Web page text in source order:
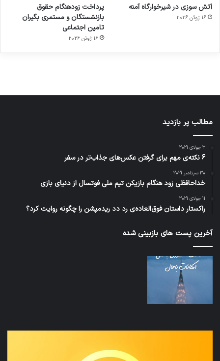
آتش سوزی در شیرخوارگاه آمنه
16 ژوئن 2026
پرداخت زودهنگام حقوق
بازنشستگان و مستمری بگیران
تامین اجتماعی
16 ژوئن 2026
کشف
توسط
…
ساعت
هوشمند
توسط
ژاکت
در
2023
توسط
مطالب پر بازدید
3 جولای 2021
6 نکته‌ی مهم برای گرفتن عکس‌های جذاب‌تر در سفر
30 سپتامبر 2021
خداحافظی زود هنگام بازیکن تیم ملی فوتسال از دنیای بازی
11 جولای 2021
راکستار داستان فوق‌العاده‌ی رد دد ریدمپشن را چگونه روایت کرد؟
آخرین پست های بازبینی شده